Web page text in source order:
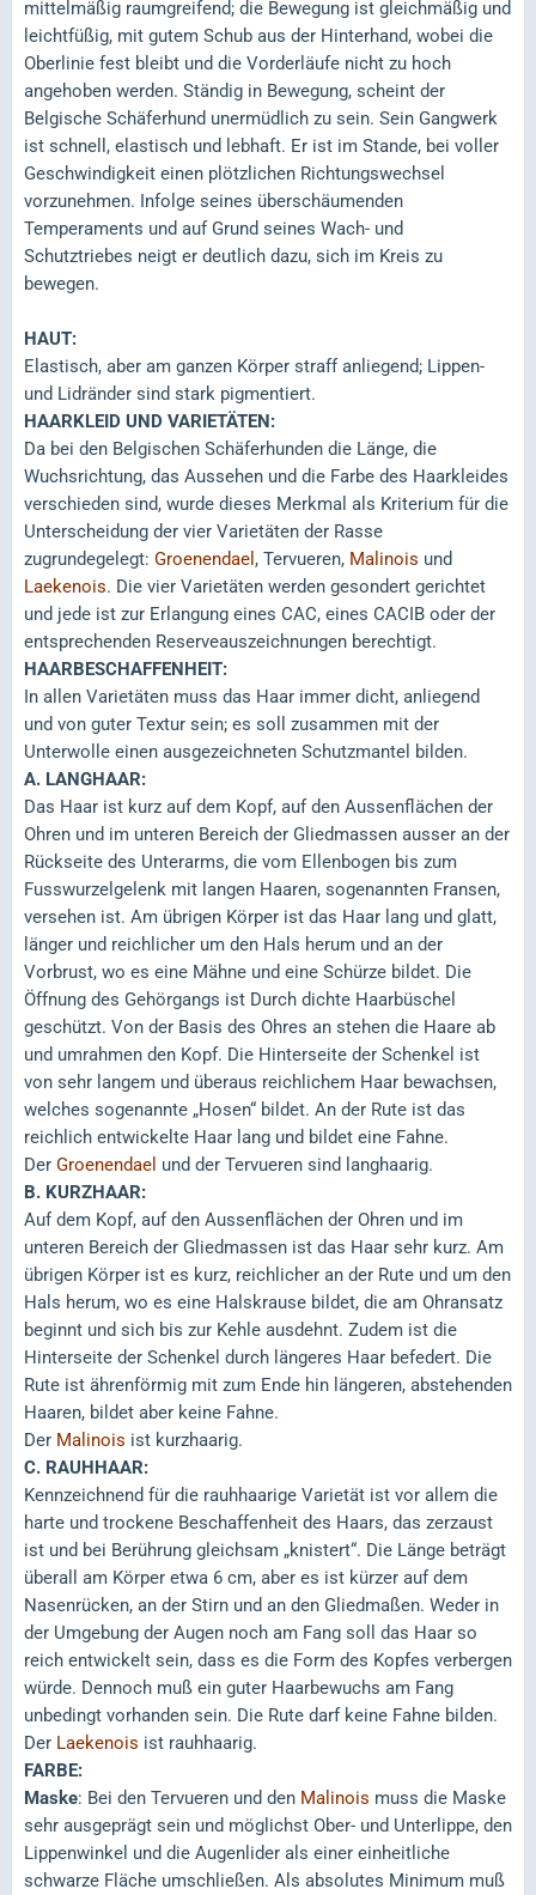
mittelmäßig raumgreifend; die Bewegung ist gleichmäßig und
leichtfüßig, mit gutem Schub aus der Hinterhand, wobei die
Oberlinie fest bleibt und die Vorderläufe nicht zu hoch
angehoben werden. Ständig in Bewegung, scheint der
Belgische Schäferhund unermüdlich zu sein. Sein Gangwerk
ist schnell, elastisch und lebhaft. Er ist im Stande, bei voller
Geschwindigkeit einen plötzlichen Richtungswechsel
vorzunehmen. Infolge seines überschäumenden
Temperaments und auf Grund seines Wach- und
Schutztriebes neigt er deutlich dazu, sich im Kreis zu
bewegen.
HAUT:
Elastisch, aber am ganzen Körper straff anliegend; Lippen-
und Lidränder sind stark pigmentiert.
HAARKLEID UND VARIETÄTEN:
Da bei den Belgischen Schäferhunden die Länge, die
Wuchsrichtung, das Aussehen und die Farbe des Haarkleides
verschieden sind, wurde dieses Merkmal als Kriterium für die
Unterscheidung der vier Varietäten der Rasse
zugrundegelegt: Groenendael , Tervueren, Malinois und
Laekenois. Die vier Varietäten werden gesondert gerichtet
und jede ist zur Erlangung eines CAC, eines CACIB oder der
entsprechenden Reserveauszeichnungen berechtigt.
HAARBESCHAFFENHEIT:
In allen Varietäten muss das Haar immer dicht, anliegend
und von guter Textur sein; es soll zusammen mit der
Unterwolle einen ausgezeichneten Schutzmantel bilden.
A. LANGHAAR:
Das Haar ist kurz auf dem Kopf, auf den Aussenflächen der
Ohren und im unteren Bereich der Gliedmassen ausser an der
Rückseite des Unterarms, die vom Ellenbogen bis zum
Fusswurzelgelenk mit langen Haaren, sogenannten Fransen,
versehen ist. Am übrigen Körper ist das Haar lang und glatt,
länger und reichlicher um den Hals herum und an der
Vorbrust, wo es eine Mähne und eine Schürze bildet. Die
Öffnung des Gehörgangs ist Durch dichte Haarbüschel
geschützt. Von der Basis des Ohres an stehen die Haare ab
und umrahmen den Kopf. Die Hinterseite der Schenkel ist
von sehr langem und überaus reichlichem Haar bewachsen,
welches sogenannte „Hosen“ bildet. An der Rute ist das
reichlich entwickelte Haar lang und bildet eine Fahne.
Der Groenendael und der Tervueren sind langhaarig.
B. KURZHAAR:
Auf dem Kopf, auf den Aussenflächen der Ohren und im
unteren Bereich der Gliedmassen ist das Haar sehr kurz. Am
übrigen Körper ist es kurz, reichlicher an der Rute und um den
Hals herum, wo es eine Halskrause bildet, die am Ohransatz
beginnt und sich bis zur Kehle ausdehnt. Zudem ist die
Hinterseite der Schenkel durch längeres Haar befedert. Die
Rute ist ährenförmig mit zum Ende hin längeren, abstehenden
Haaren, bildet aber keine Fahne.
Der Malinois ist kurzhaarig.
C. RAUHHAAR:
Kennzeichnend für die rauhhaarige Varietät ist vor allem die
harte und trockene Beschaffenheit des Haars, das zerzaust
ist und bei Berührung gleichsam „knistert“. Die Länge beträgt
überall am Körper etwa 6 cm, aber es ist kürzer auf dem
Nasenrücken, an der Stirn und an den Gliedmaßen. Weder in
der Umgebung der Augen noch am Fang soll das Haar so
reich entwickelt sein, dass es die Form des Kopfes verbergen
würde. Dennoch muß ein guter Haarbewuchs am Fang
unbedingt vorhanden sein. Die Rute darf keine Fahne bilden.
Der Laekenois ist rauhhaarig.
FARBE:
Maske: Bei den Tervueren und den Malinois muss die Maske
sehr ausgeprägt sein und möglichst Ober- und Unterlippe, den
Lippenwinkel und die Augenlider als einer einheitliche
schwarze Fläche umschließen. Als absolutes Minimum muß